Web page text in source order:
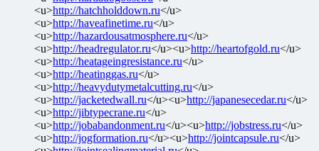
<u>http://hatchholddown.ru</u>
<u>http://haveafinetime.ru</u>
<u>http://hazardousatmosphere.ru</u>
<u>http://headregulator.ru</u><u>http://heartofgold.ru</u>
<u>http://heatageingresistance.ru</u>
<u>http://heatinggas.ru</u>
<u>http://heavydutymetalcutting.ru</u>
<u>http://jacketedwall.ru</u><u>http://japanesecedar.ru</u>
<u>http://jibtypecrane.ru</u>
<u>http://jobabandonment.ru</u><u>http://jobstress.ru</u>
<u>http://jogformation.ru</u><u>http://jointcapsule.ru</u>